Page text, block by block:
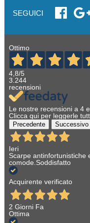
SEGUICI
Ottimo
4,8/5
3.244
recensioni
Le nostre recensioni a 4 e
Clicca qui per leggerle
Precedente Successivo
Ieri
Scarpe antinfortunistiche
comode.Soddisfatto
Acquirente verificato
2 Giorni Fa
Ottima